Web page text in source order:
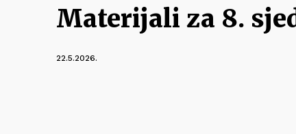
Materijali za 8.
22.5.2026.